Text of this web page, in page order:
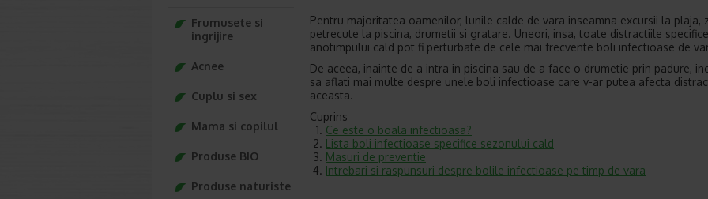
Pentru majoritatea oamenilor, lunile calde de vara inseamna excursii la plaja,
petrecute la piscina, drumetii si gratare. Uneori, insa, toate distractiile specifice
anotimpului cald pot fi perturbate de cele mai frecvente boli infectioase de
De aceea, inainte de a intra in piscina sau de a face o drumetie prin padure,
sa aflati mai multe despre unele boli infectioase care v-ar putea afecta
aceasta.
Cuprins
Ce este o boala infectioasa?
Lista boli infectioase specifice sezonului cald
Masuri de preventie
Intrebari si raspunsuri despre bolile infectioase pe timp de vara
Frumusete si
ingrijire
Acnee
Cuplu si sex
Mama si copilul
Produse BIO
Produse naturiste